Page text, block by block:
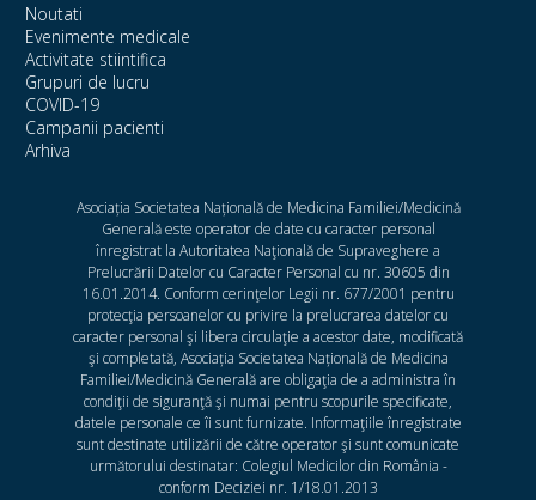
Noutati
Evenimente medicale
Activitate stiintifica
Grupuri de lucru
COVID-19
Campanii pacienti
Arhiva
Asociația Societatea Națională de Medicina Familiei/Medicină
Generală este operator de date cu caracter personal
înregistrat la Autoritatea Naţională de Supraveghere a
Prelucrării Datelor cu Caracter Personal cu nr. 30605 din
16.01.2014. Conform cerinţelor Legii nr. 677/2001 pentru
protecţia persoanelor cu privire la prelucrarea datelor cu
caracter personal şi libera circulaţie a acestor date, modificată
şi completată, Asociația Societatea Națională de Medicina
Familiei/Medicină Generală are obligaţia de a administra în
condiţii de siguranţă şi numai pentru scopurile specificate,
datele personale ce îi sunt furnizate. Informaţiile înregistrate
sunt destinate utilizării de către operator şi sunt comunicate
următorului destinatar: Colegiul Medicilor din România -
conform Deciziei nr. 1/18.01.2013